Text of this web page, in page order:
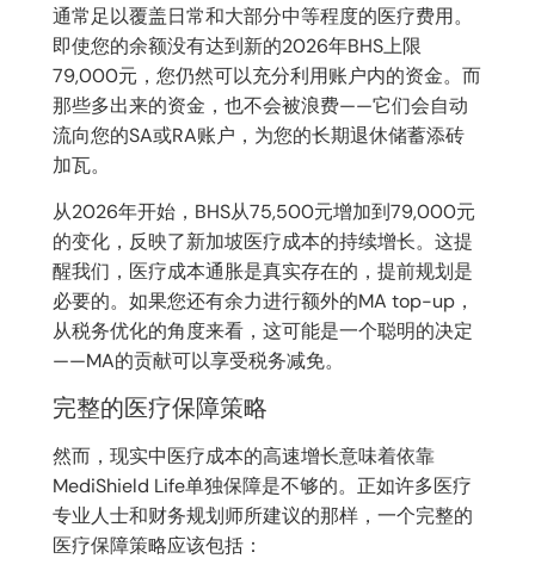
通常足以覆盖日常和大部分中等程度的医疗费用。
即使您的余额没有达到新的2026年BHS上限
79,000元，您仍然可以充分利用账户内的资金。而
那些多出来的资金，也不会被浪费——它们会自动
流向您的SA或RA账户，为您的长期退休储蓄添砖
加瓦。
从2026年开始，BHS从75,500元增加到79,000元
的变化，反映了新加坡医疗成本的持续增长。这提
醒我们，医疗成本通胀是真实存在的，提前规划是
必要的。如果您还有余力进行额外的MA top-up，
从税务优化的角度来看，这可能是一个聪明的决定
——MA的贡献可以享受税务减免。
完整的医疗保障策略
然而，现实中医疗成本的高速增长意味着依靠
MediShield Life单独保障是不够的。正如许多医疗
专业人士和财务规划师所建议的那样，一个完整的
医疗保障策略应该包括：